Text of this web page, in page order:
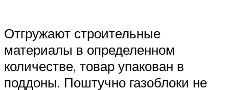
Отгружают строительные
материалы в определенном
количестве, товар упакован в
поддоны. Поштучно газоблоки не